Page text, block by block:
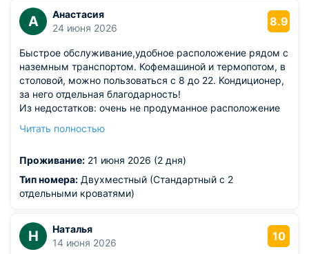
А
Анастасия
24 июня 2026
8.9
Быстрое обслуживание,удобное расположение рядом с
наземным транспортом. Кофемашиной и термопотом, в
столовой, можно пользоваться с 8 до 22. Кондиционер,
за него отдельная благодарность!
Из недостатков: очень не продуманное расположение
номере всего 3 вешалки. В номере было 2 чашки,2
Всего 1 стул. Очень нехватало кресел. Двери в номер
открываются обычными ключами,а не магнитной
картой,что для гостиницы очень не удобно и выдают
пасты для зубов, преобритается отдельно за 100р 1
набор. Плохо работает канализационная система, плохо
Читать полностью
Проживание: 21 июня 2026 (2 дня)
Тип номера: Двухместный (Стандартный с 2
отдельными кроватями)
Н
Наталья
14 июня 2026
10